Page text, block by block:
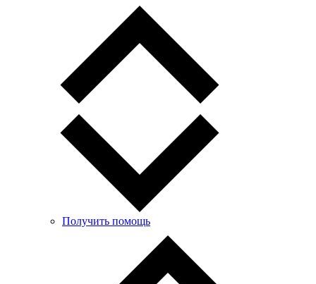
Получить помощь